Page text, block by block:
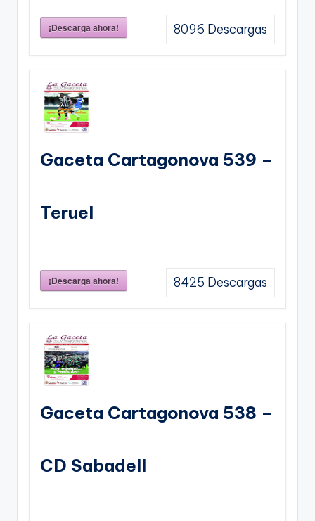
¡Descarga ahora! 8096 Descargas
Gaceta Cartagonova 539 –
Teruel
¡Descarga ahora! 8425 Descargas
Gaceta Cartagonova 538 –
CD Sabadell